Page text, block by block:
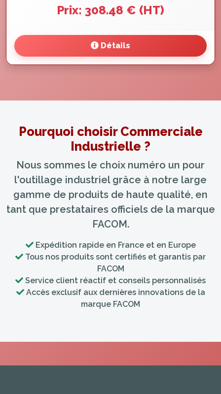
Prix: 308.48 € (HT)
Détails
Pourquoi choisir Commerciale
Industrielle ?
Nous sommes le choix numéro un pour
l'outillage industriel grâce à notre large
gamme de produits de haute qualité, en
tant que prestataires officiels de la marque
FACOM.
Expédition rapide en France et en Europe
Tous nos produits sont certifiés et garantis par
FACOM
Service client réactif et conseils personnalisés
Accès exclusif aux dernières innovations de la
marque FACOM